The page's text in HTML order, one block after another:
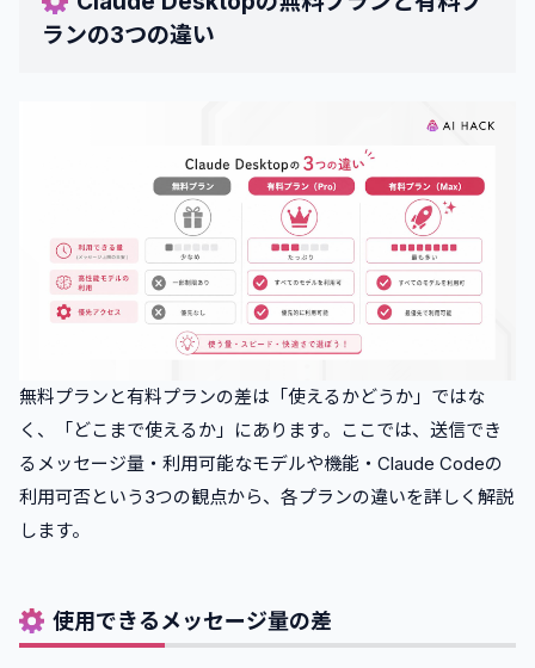
ランの3つの違い
無料プランと有料プランの差は「使えるかどうか」ではな
く、「どこまで使えるか」にあります。ここでは、送信でき
るメッセージ量・利用可能なモデルや機能・Claude Codeの
利用可否という3つの観点から、各プランの違いを詳しく解説
します。
使用できるメッセージ量の差